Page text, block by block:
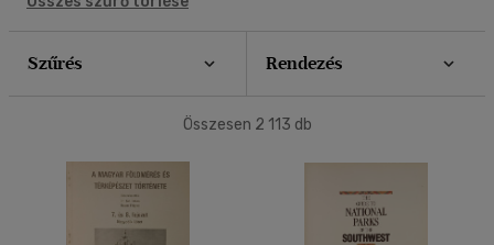
mind(1)
Gyermek és ifjúsági
Felnőtt (149)
Szűrés Rendezés
Alkalmaz
Összesen 2 113 db